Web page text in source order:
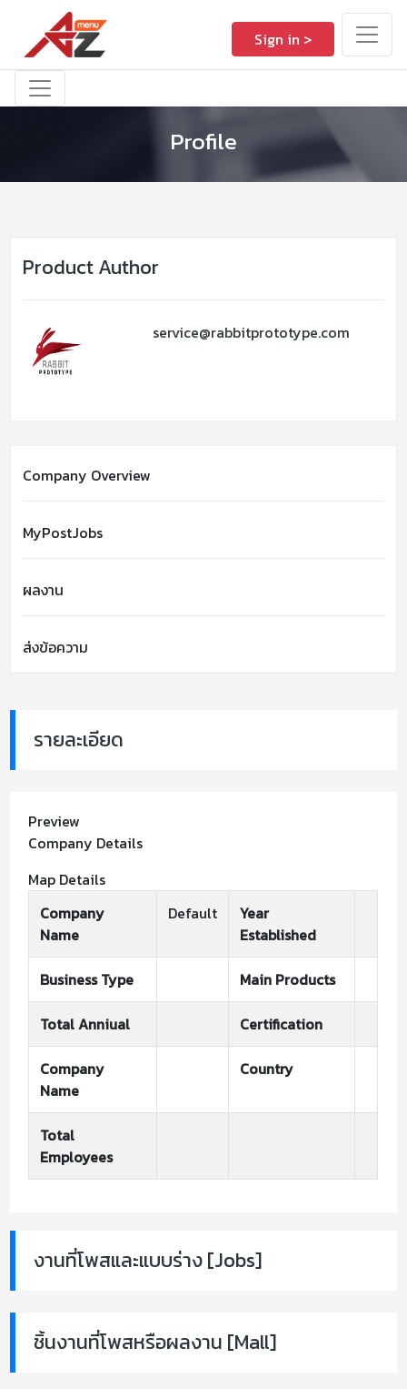
Sign in >
Profile
Product Author
service@rabbitprototype.com
Company Overview
MyPostJobs
ผลงาน
ส่งข้อความ
รายละเอียด
Preview
Company Details
Map Details
Company
Name
Default
Year
Established
Business Type Main Products
Total Anniual Certification
Company
Name
Country
Total
Employees
งานที่โพสและแบบร่าง [Jobs]
ชิ้นงานที่โพสหรือผลงาน [Mall]